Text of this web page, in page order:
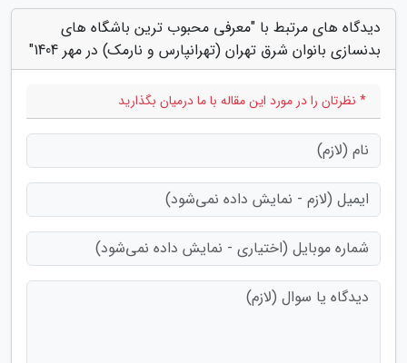
دیدگاه های مرتبط با "معرفی محبوب ترین باشگاه های
بدنسازی بانوان شرق تهران (تهرانپارس و نارمک) در مهر 1404"
* نظرتان را در مورد این مقاله با ما درمیان بگذارید